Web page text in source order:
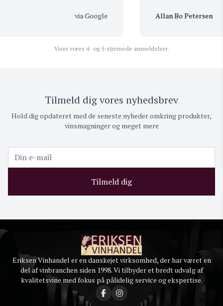
via Google Allan Bo Petersen
Viser vores 4- og 5-stjernede anmeldelser.
Tilmeld dig vores nyhedsbrev
Hold dig opdateret med de seneste nyheder omkring produkter,
vinsmagninger og meget mere
Tilmeld dig
Eriksen Vinhandel er en danskejet virksomhed, der har været en
del af vinbranchen siden 1998. Vi tilbyder et bredt udvalg af
kvalitetsvine med fokus på pålidelig service og ekspertise.